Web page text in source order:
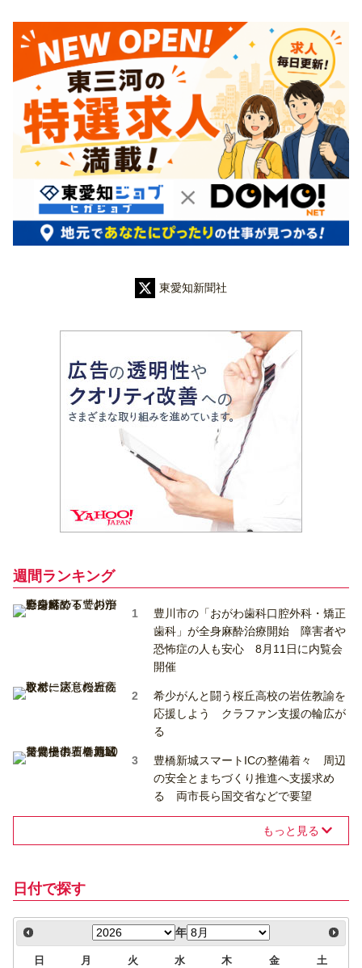
東愛知新聞社
週間ランキング
豊川市の「おがわ歯科口腔外科・矯正
歯科」が全身麻酔治療開始 障害者や
恐怖症の人も安心 8月11日に内覧会
開催
希少がんと闘う桜丘高校の岩佐教諭を
応援しよう クラファン支援の輪広が
る
豊橋新城スマートICの整備着々 周辺
の安全とまちづくり推進へ支援求め
る 両市長ら国交省などで要望
もっと見る
日付で探す
年
日 月 火 水 木 金 土